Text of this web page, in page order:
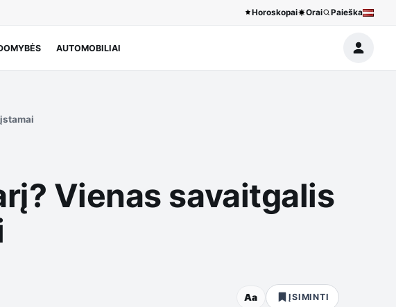
Horoskopai Orai Paieška
AUTOMOBILIAI
Vienas savaitgalis
Aa ĮSIMINTI